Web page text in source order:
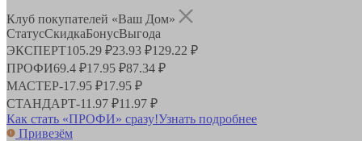
Клуб покупателей «Ваш Дом»
СтатусСкидкаБонусВыгода
ЭКСПЕРТ105.29 ₽23.93 ₽129.22 ₽
ПРОФИ69.4 ₽17.95 ₽87.34 ₽
МАСТЕР-17.95 ₽17.95 ₽
СТАНДАРТ-11.97 ₽11.97 ₽
Как стать «ПРОФИ» сразу!Узнать подробнее
Привезём